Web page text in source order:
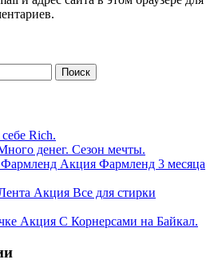
Rich.
денег. Сезон мечты.
Фармленд Акция Фармленд 3 месяца
Акция Все для стирки
Акция С Корнерсами на Байкал.